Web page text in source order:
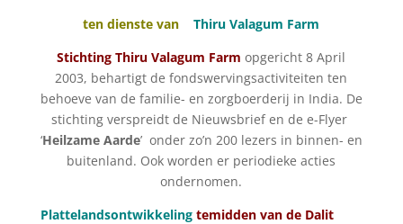
ten dienste van
Thiru Valagum Farm
Stichting Thiru Valagum Farm opgericht 8 April
2003, behartigt de fondswervingsactiviteiten ten
behoeve van de familie- en zorgboerderij in India. De
stichting verspreidt de Nieuwsbrief en de e-Flyer
‘Heilzame Aarde’ onder zo’n 200 lezers in binnen- en
buitenland. Ook worden er periodieke acties
ondernomen.
Plattelandsontwikkeling temidden van de Dalit